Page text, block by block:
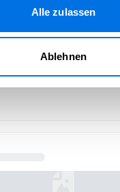
Alle zulassen
Ablehnen